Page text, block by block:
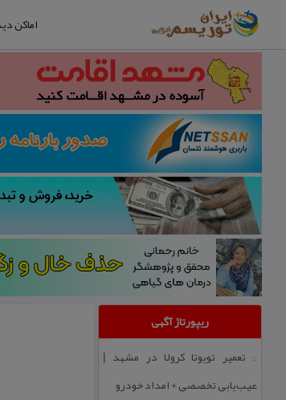
اماکن
ریپورتاژ آگهی
:: تعمیر تویوتا كرولا در مشهد |
عیب‌یابی تخصصی + امداد خودرو